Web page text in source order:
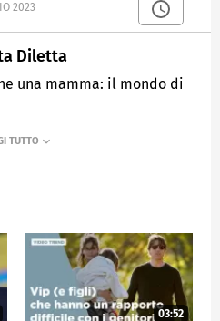
2023
Diletta
una mamma: il mondo di
03:52